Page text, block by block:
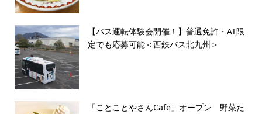
【バス運転体験会開催！】普通免許・AT限
定でも応募可能＜西鉄バス北九州＞
「ことことやさんCafe」オープン 野菜た